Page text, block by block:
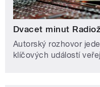
Dvacet minut
Autorský rozhovor
klíčových událostí